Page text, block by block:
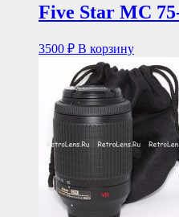
Five Star MC
3500 ₽ В корзину